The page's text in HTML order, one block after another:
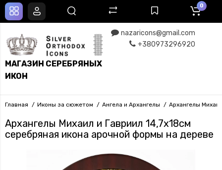
МАГАЗИН СЕРЕБРЯНЫХ
ИКОН
nazaricons@gmail.com
+380973296920
0
Главная Иконы за сюжетом Ангела и Архангелы Архангелы
Архангелы Михаил и Гавриил 14,7х18см
серебряная икона арочной формы на дереве